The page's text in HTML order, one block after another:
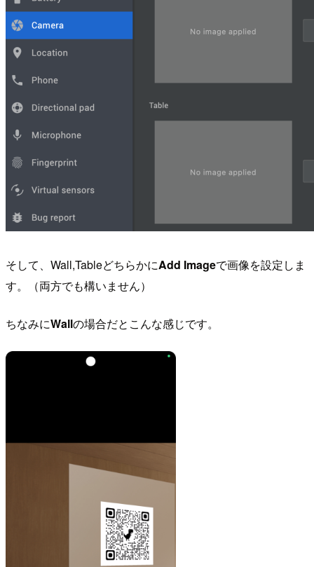
そして、Wall,TableどちらかにAdd Imageで画像を設定しま
す。（両方でも構いません）
ちなみにWallの場合だとこんな感じです。